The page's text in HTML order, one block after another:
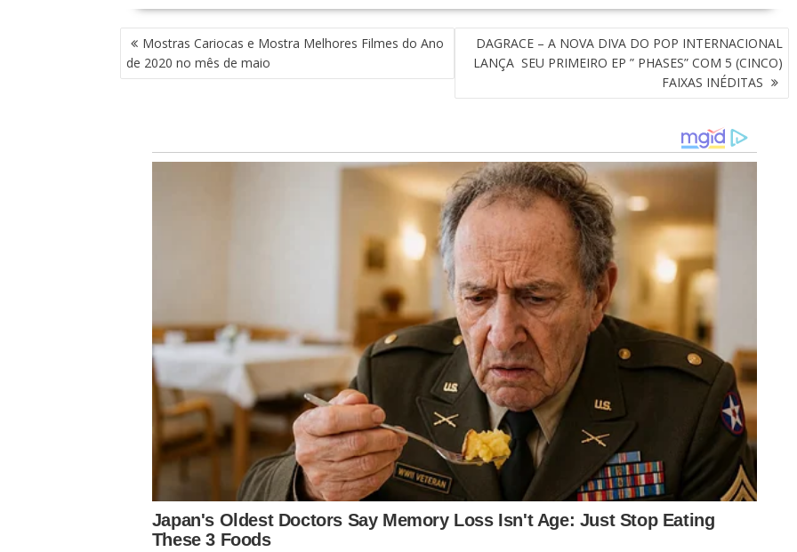
N
A
V
Mostras Cariocas e Mostra Melhores Filmes do Ano
de 2020 no mês de maio
DAGRACE – A NOVA DIVA DO POP INTERNACIONAL
LANÇA SEU PRIMEIRO EP ” PHASES” COM 5 (CINCO)
FAIXAS INÉDITAS